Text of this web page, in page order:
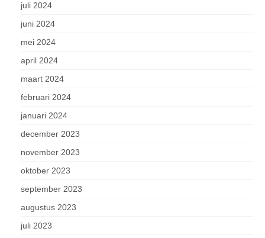
juli 2024
juni 2024
mei 2024
april 2024
maart 2024
februari 2024
januari 2024
december 2023
november 2023
oktober 2023
september 2023
augustus 2023
juli 2023